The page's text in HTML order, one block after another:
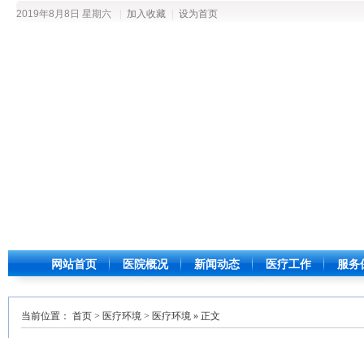
2019年8月8日 星期六 加入收藏 设为首页
网站首页 医院概况 新闻动态 医疗工作 服务
当前位置： 首页 > 医疗环境 > 医疗环境 » 正文